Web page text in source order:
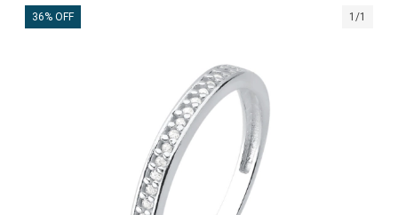
36% OFF 1/1